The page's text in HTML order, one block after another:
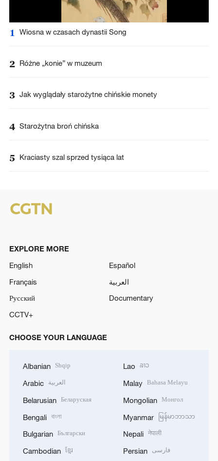
1 Wiosna w czasach dynastii Song
2 Różne „konie” w muzeum
3 Jak wyglądały starożytne chińskie monety
4 Starożytna broń chińska
5 Kraciasty szal sprzed tysiąca lat
EXPLORE MORE
English
Español
Français
العربية
Русский
Documentary
CCTV+
CHOOSE YOUR LANGUAGE
Albanian Shqip
Arabic العربية
Belarusian Беларуская
Bengali বাংলা
Bulgarian Български
Cambodian ខ្មែរ
Lao ລາວ
Malay Bahasa Melayu
Mongolian Монгол
Myanmar မြန်မာဘာသာ
Nepali नेपाली
Persian فارسی